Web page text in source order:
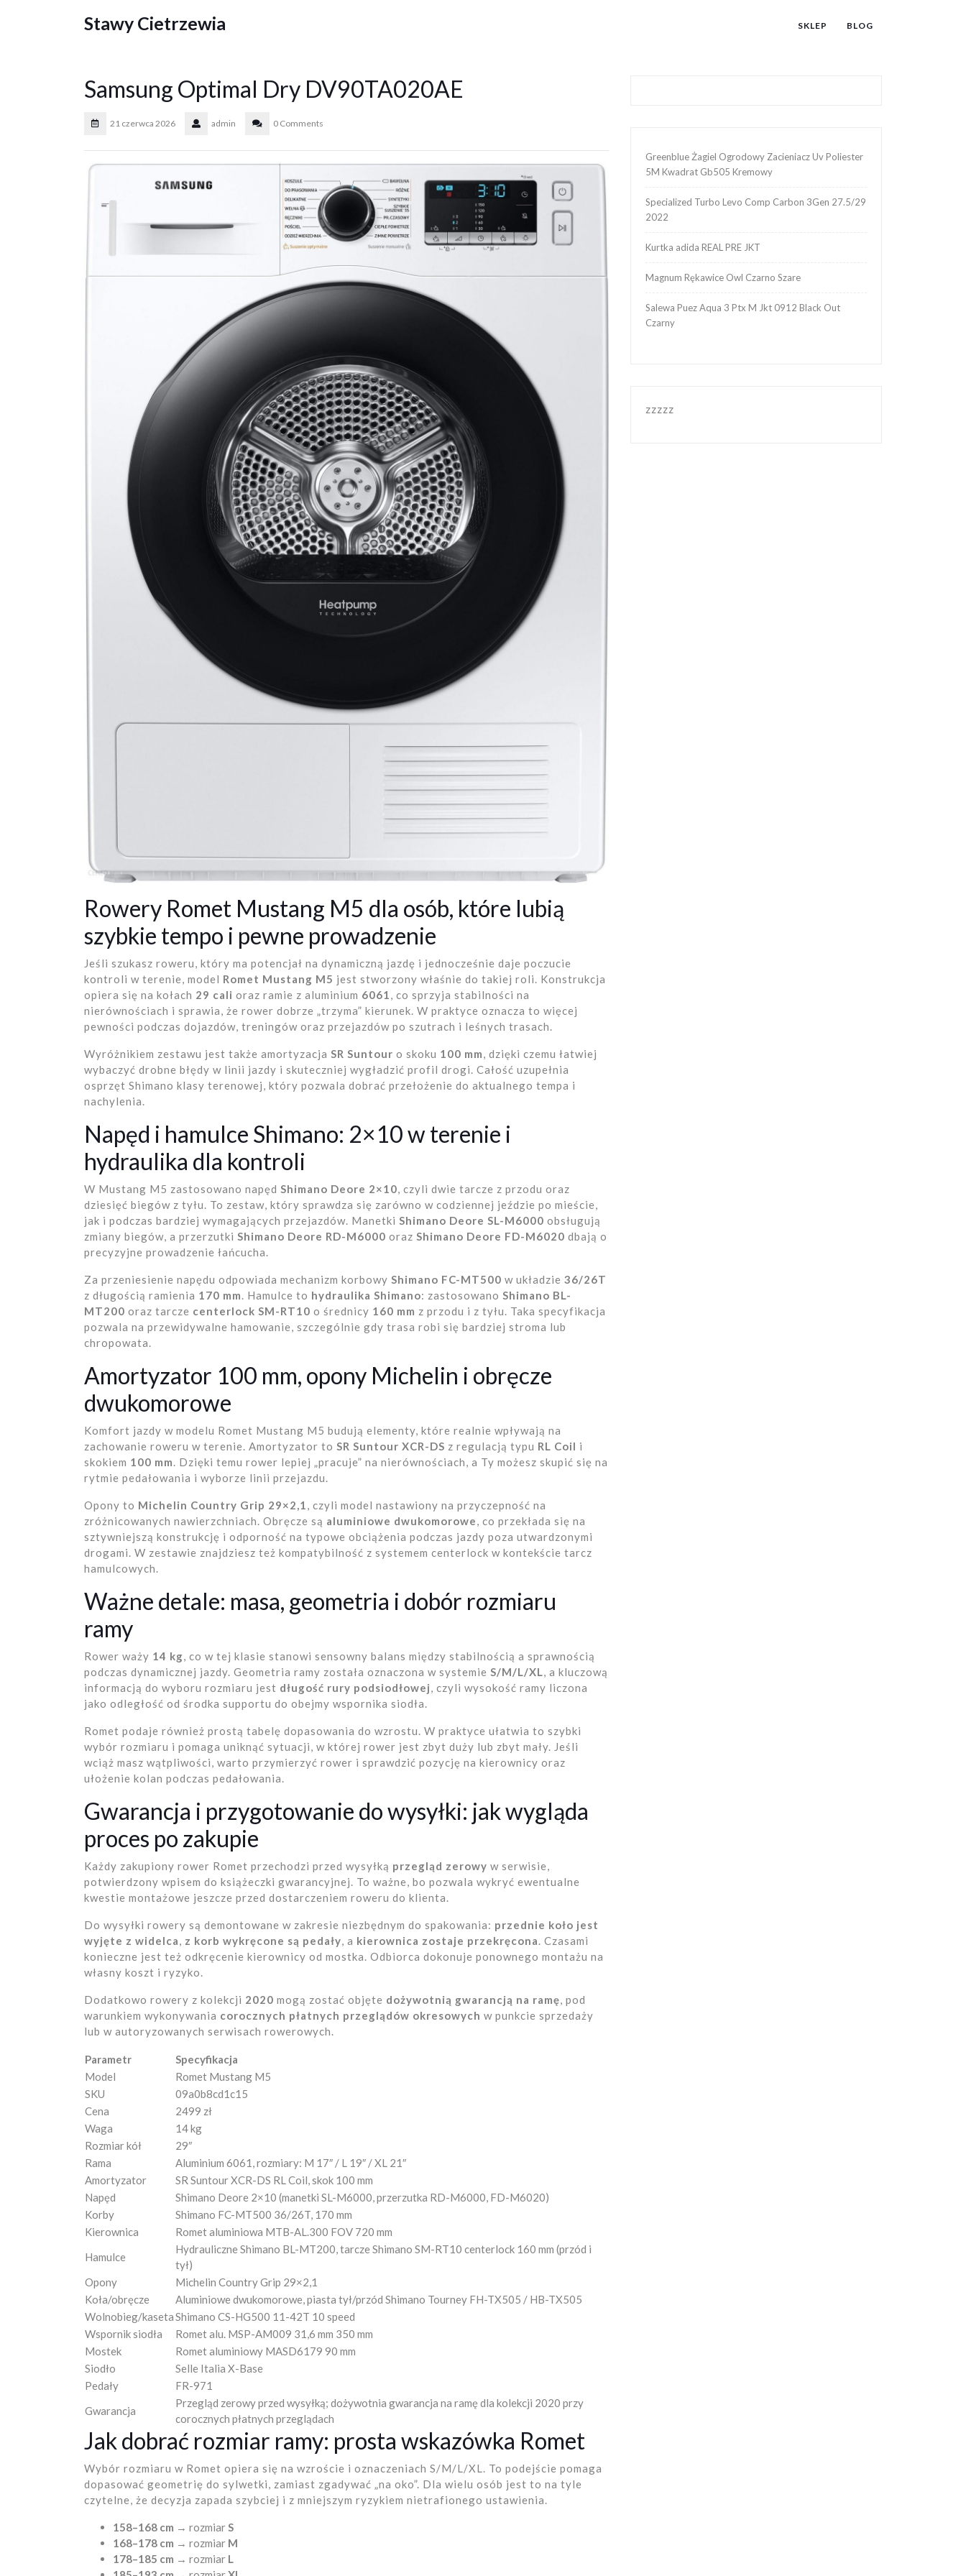
Stawy Cietrzewia SKLEP BLOG
Samsung Optimal Dry DV90TA020AE
21 czerwca 2026 admin 0 Comments
Rowery Romet Mustang M5 dla osób, które lubią
szybkie tempo i pewne prowadzenie
Jeśli szukasz roweru, który ma potencjał na dynamiczną jazdę i jednocześnie daje poczucie
kontroli w terenie, model Romet Mustang M5 jest stworzony właśnie do takiej roli. Konstrukcja
opiera się na kołach 29 cali oraz ramie z aluminium 6061, co sprzyja stabilności na
nierównościach i sprawia, że rower dobrze „trzyma” kierunek. W praktyce oznacza to więcej
pewności podczas dojazdów, treningów oraz przejazdów po szutrach i leśnych trasach.
Wyróżnikiem zestawu jest także amortyzacja SR Suntour o skoku 100 mm, dzięki czemu łatwiej
wybaczyć drobne błędy w linii jazdy i skuteczniej wygładzić profil drogi. Całość uzupełnia
osprzęt Shimano klasy terenowej, który pozwala dobrać przełożenie do aktualnego tempa i
nachylenia.
Napęd i hamulce Shimano: 2×10 w terenie i
hydraulika dla kontroli
W Mustang M5 zastosowano napęd Shimano Deore 2×10, czyli dwie tarcze z przodu oraz
dziesięć biegów z tyłu. To zestaw, który sprawdza się zarówno w codziennej jeździe po mieście,
jak i podczas bardziej wymagających przejazdów. Manetki Shimano Deore SL-M6000 obsługują
zmiany biegów, a przerzutki Shimano Deore RD-M6000 oraz Shimano Deore FD-M6020 dbają o
precyzyjne prowadzenie łańcucha.
Za przeniesienie napędu odpowiada mechanizm korbowy Shimano FC-MT500 w układzie 36/26T
z długością ramienia 170 mm. Hamulce to hydraulika Shimano: zastosowano Shimano BL-
MT200 oraz tarcze centerlock SM-RT10 o średnicy 160 mm z przodu i z tyłu. Taka specyfikacja
pozwala na przewidywalne hamowanie, szczególnie gdy trasa robi się bardziej stroma lub
chropowata.
Amortyzator 100 mm, opony Michelin i obręcze
dwukomorowe
Komfort jazdy w modelu Romet Mustang M5 budują elementy, które realnie wpływają na
zachowanie roweru w terenie. Amortyzator to SR Suntour XCR-DS z regulacją typu RL Coil i
skokiem 100 mm. Dzięki temu rower lepiej „pracuje” na nierównościach, a Ty możesz skupić się na
rytmie pedałowania i wyborze linii przejazdu.
Opony to Michelin Country Grip 29×2,1, czyli model nastawiony na przyczepność na
zróżnicowanych nawierzchniach. Obręcze są aluminiowe dwukomorowe, co przekłada się na
sztywniejszą konstrukcję i odporność na typowe obciążenia podczas jazdy poza utwardzonymi
drogami. W zestawie znajdziesz też kompatybilność z systemem centerlock w kontekście tarcz
hamulcowych.
Ważne detale: masa, geometria i dobór rozmiaru
ramy
Rower waży 14 kg, co w tej klasie stanowi sensowny balans między stabilnością a sprawnością
podczas dynamicznej jazdy. Geometria ramy została oznaczona w systemie S/M/L/XL, a kluczową
informacją do wyboru rozmiaru jest długość rury podsiodłowej, czyli wysokość ramy liczona
jako odległość od środka supportu do obejmy wspornika siodła.
Romet podaje również prostą tabelę dopasowania do wzrostu. W praktyce ułatwia to szybki
wybór rozmiaru i pomaga uniknąć sytuacji, w której rower jest zbyt duży lub zbyt mały. Jeśli
wciąż masz wątpliwości, warto przymierzyć rower i sprawdzić pozycję na kierownicy oraz
ułożenie kolan podczas pedałowania.
Gwarancja i przygotowanie do wysyłki: jak wygląda
proces po zakupie
Każdy zakupiony rower Romet przechodzi przed wysyłką przegląd zerowy w serwisie,
potwierdzony wpisem do książeczki gwarancyjnej. To ważne, bo pozwala wykryć ewentualne
kwestie montażowe jeszcze przed dostarczeniem roweru do klienta.
Do wysyłki rowery są demontowane w zakresie niezbędnym do spakowania: przednie koło jest
wyjęte z widelca, z korb wykręcone są pedały, a kierownica zostaje przekręcona. Czasami
konieczne jest też odkręcenie kierownicy od mostka. Odbiorca dokonuje ponownego montażu na
własny koszt i ryzyko.
Dodatkowo rowery z kolekcji 2020 mogą zostać objęte dożywotnią gwarancją na ramę, pod
warunkiem wykonywania corocznych płatnych przeglądów okresowych w punkcie sprzedaży
lub w autoryzowanych serwisach rowerowych.
Parametr
Specyfikacja
Model
Romet Mustang M5
SKU
09a0b8cd1c15
Cena
2499 zł
Waga
14 kg
Rozmiar kół
29″
Rama
Aluminium 6061, rozmiary: M 17″ / L 19″ / XL 21″
Amortyzator
SR Suntour XCR-DS RL Coil, skok 100 mm
Napęd
Shimano Deore 2×10 (manetki SL-M6000, przerzutka RD-M6000, FD-M6020)
Korby
Shimano FC-MT500 36/26T, 170 mm
Kierownica
Romet aluminiowa MTB-AL.300 FOV 720 mm
Hamulce
Hydrauliczne Shimano BL-MT200, tarcze Shimano SM-RT10 centerlock 160 mm (przód i
tył)
Opony
Michelin Country Grip 29×2,1
Koła/obręcze
Aluminiowe dwukomorowe, piasta tył/przód Shimano Tourney FH-TX505 / HB-TX505
Wolnobieg/kasetaShimano CS-HG500 11-42T 10 speed
Wspornik siodła
Romet alu. MSP-AM009 31,6 mm 350 mm
Mostek
Romet aluminiowy MASD6179 90 mm
Siodło
Selle Italia X-Base
Pedały
FR-971
Gwarancja
Przegląd zerowy przed wysyłką; dożywotnia gwarancja na ramę dla kolekcji 2020 przy
corocznych płatnych przeglądach
Jak dobrać rozmiar ramy: prosta wskazówka Romet
Wybór rozmiaru w Romet opiera się na wzroście i oznaczeniach S/M/L/XL. To podejście pomaga
dopasować geometrię do sylwetki, zamiast zgadywać „na oko”. Dla wielu osób jest to na tyle
czytelne, że decyzja zapada szybciej i z mniejszym ryzykiem nietrafionego ustawienia.
158–168 cm → rozmiarS
168–178 cm → rozmiar M
178–185 cm → rozmiar L
Greenblue Żagiel Ogrodowy Zacieniacz Uv Poliester
5M Kwadrat Gb505 Kremowy
Specialized Turbo Levo Comp Carbon 3Gen 27.5/29
2022
Kurtka adida REAL PRE JKT
Magnum Rękawice Owl Czarno Szare
Salewa Puez Aqua 3 Ptx M Jkt 0912 Black Out
Czarny
zzzzz